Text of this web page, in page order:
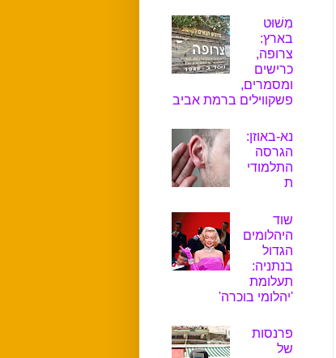
מִשׁוּט
בארץ:
צרופה,
כרישים
ומסמרים,
פשקווילים ברמת אביב
נא-באוזן:
הגרסה
התלמודי
ת
שוד
היהלומים
הגדול
בנתניה:
תעלומת
'יהלומי בוכרה'
פרנסות
של